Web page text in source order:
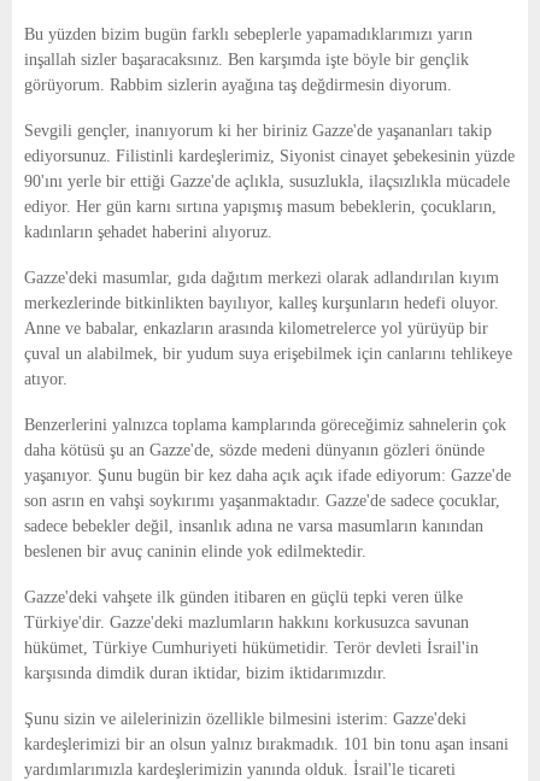
Bu yüzden bizim bugün farklı sebeplerle yapamadıklarımızı yarın
inşallah sizler başaracaksınız. Ben karşımda işte böyle bir gençlik
görüyorum. Rabbim sizlerin ayağına taş değdirmesin diyorum.
Sevgili gençler, inanıyorum ki her biriniz Gazze'de yaşananları takip
ediyorsunuz. Filistinli kardeşlerimiz, Siyonist cinayet şebekesinin yüzde
90'ını yerle bir ettiği Gazze'de açlıkla, susuzlukla, ilaçsızlıkla mücadele
ediyor. Her gün karnı sırtına yapışmış masum bebeklerin, çocukların,
kadınların şehadet haberini alıyoruz.
Gazze'deki masumlar, gıda dağıtım merkezi olarak adlandırılan kıyım
merkezlerinde bitkinlikten bayılıyor, kalleş kurşunların hedefi oluyor.
Anne ve babalar, enkazların arasında kilometrelerce yol yürüyüp bir
çuval un alabilmek, bir yudum suya erişebilmek için canlarını tehlikeye
atıyor.
Benzerlerini yalnızca toplama kamplarında göreceğimiz sahnelerin çok
daha kötüsü şu an Gazze'de, sözde medeni dünyanın gözleri önünde
yaşanıyor. Şunu bugün bir kez daha açık açık ifade ediyorum: Gazze'de
son asrın en vahşi soykırımı yaşanmaktadır. Gazze'de sadece çocuklar,
sadece bebekler değil, insanlık adına ne varsa masumların kanından
beslenen bir avuç caninin elinde yok edilmektedir.
Gazze'deki vahşete ilk günden itibaren en güçlü tepki veren ülke
Türkiye'dir. Gazze'deki mazlumların hakkını korkusuzca savunan
hükümet, Türkiye Cumhuriyeti hükümetidir. Terör devleti İsrail'in
karşısında dimdik duran iktidar, bizim iktidarımızdır.
Şunu sizin ve ailelerinizin özellikle bilmesini isterim: Gazze'deki
kardeşlerimizi bir an olsun yalnız bırakmadık. 101 bin tonu aşan insani
yardımlarımızla kardeşlerimizin yanında olduk. İsrail'le ticareti